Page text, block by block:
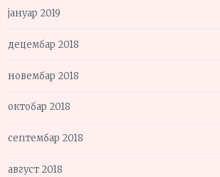
јануар 2019
децембар 2018
новембар 2018
октобар 2018
септембар 2018
август 2018